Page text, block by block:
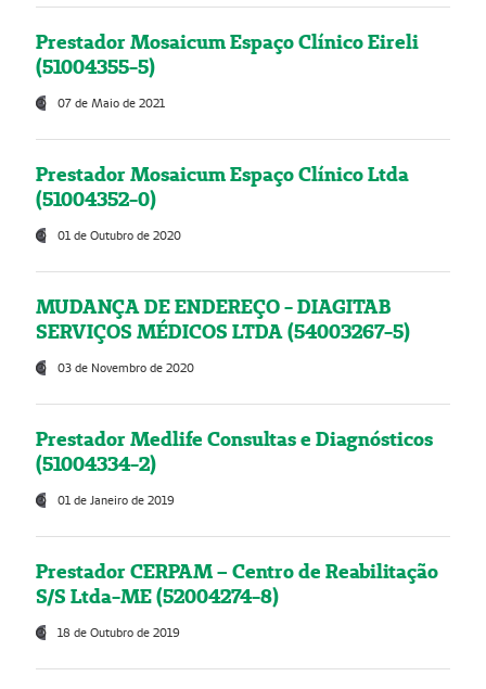
Prestador Mosaicum Espaço Clínico Eireli
(51004355-5)
07 de Maio de 2021
Prestador Mosaicum Espaço Clínico Ltda
(51004352-0)
01 de Outubro de 2020
MUDANÇA DE ENDEREÇO - DIAGITAB
SERVIÇOS MÉDICOS LTDA (54003267-5)
03 de Novembro de 2020
Prestador Medlife Consultas e Diagnósticos
(51004334-2)
01 de Janeiro de 2019
Prestador CERPAM – Centro de Reabilitação
S/S Ltda-ME (52004274-8)
18 de Outubro de 2019